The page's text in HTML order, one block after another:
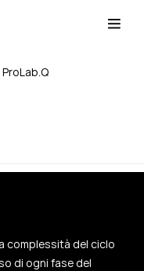
complessità del ciclo
di ogni fase del